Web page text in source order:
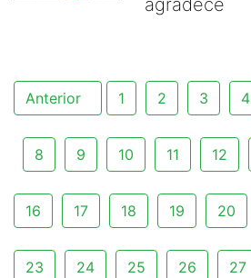
agradece
Anterior 1 2 3 4
8 9 10 11 12
16 17 18 19 20
23 24 25 26 27